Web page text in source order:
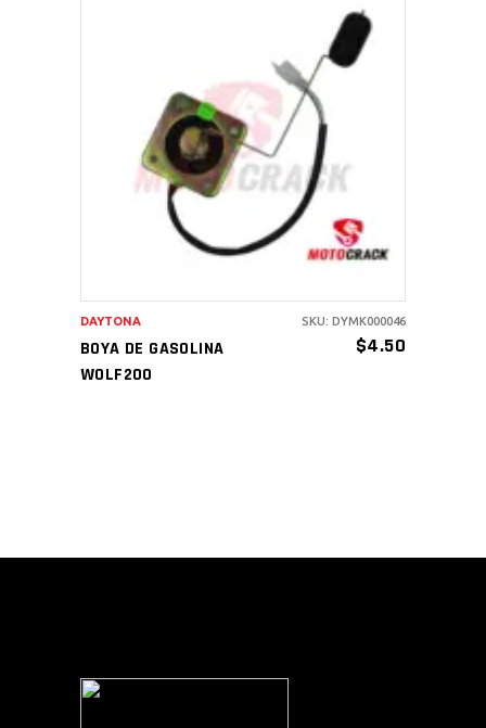
AÑADIR AL CARRITO
BOYA DE GASOLINA
WOLF200
$4.50
DAYTONA SKU: DYMK000046